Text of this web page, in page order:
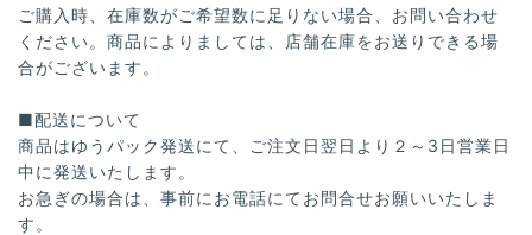
ご購入時、在庫数がご希望数に足りない場合、お問い合わせ
ください。商品によりましては、店舗在庫をお送りできる場
合がございます。
■配送について
商品はゆうパック発送にて、ご注文日翌日より２～3日営業日
中に発送いたします。
お急ぎの場合は、事前にお電話にてお問合せお願いいたしま
す。